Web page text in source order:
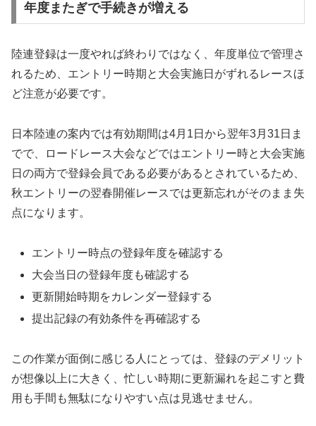
年度またぎで手続きが増える
陸連登録は一度やれば終わりではなく、年度単位で管理さ
れるため、エントリー時期と大会実施日がずれるレースほ
ど注意が必要です。
日本陸連の案内では有効期間は4月1日から翌年3月31日ま
でで、ロードレース大会などではエントリー時と大会実施
日の両方で登録会員である必要があるとされているため、
秋エントリーの翌春開催レースでは更新忘れがそのまま失
点になります。
エントリー時点の登録年度を確認する
大会当日の登録年度も確認する
更新開始時期をカレンダー登録する
提出記録の有効条件を再確認する
この作業が面倒に感じる人にとっては、登録のデメリット
が想像以上に大きく、忙しい時期に更新漏れを起こすと費
用も手間も無駄になりやすい点は見逃せません。